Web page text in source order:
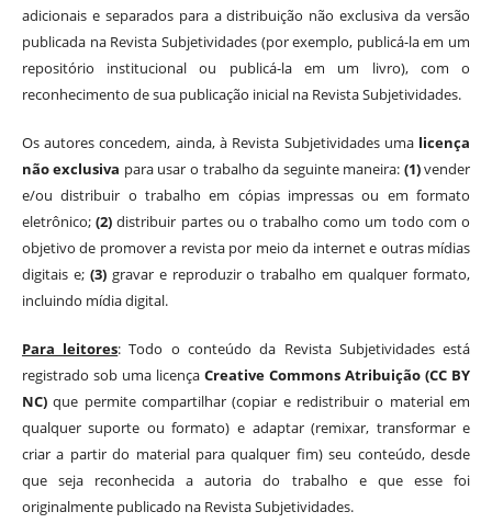
adicionais e separados para a distribuição não exclusiva da versão
publicada na Revista Subjetividades (por exemplo, publicá-la em um
repositório institucional ou publicá-la em um livro), com o
reconhecimento de sua publicação inicial na Revista Subjetividades.
Os autores concedem, ainda, à Revista Subjetividades uma licença
não exclusiva para usar o trabalho da seguinte maneira: (1)vender
e/ou distribuir o trabalho em cópias impressas ou em formato
eletrônico;(2) distribuir partes ou o trabalho como um todo com o
objetivo de promover a revista por meio da internet e outras mídias
digitais e; (3)gravar e reproduzir o trabalho em qualquer formato,
incluindo mídia digital.
Para leitores: Todo o conteúdo da Revista Subjetividades está
registrado sob uma licença Creative Commons Atribuição (CC BY
NC)que permite compartilhar (copiar e redistribuir o material em
qualquer suporte ou formato) e adaptar (remixar, transformar e
criar a partir do material para qualquer fim) seu conteúdo, desde
que seja reconhecida a autoria do trabalho e que esse foi
originalmente publicado na Revista Subjetividades.